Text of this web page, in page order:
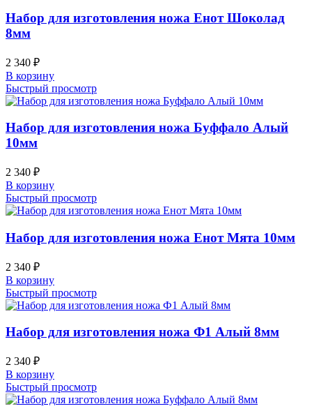
Набор для изготовления ножа Енот Шоколад
8мм
2 340 ₽
В корзину
Быстрый просмотр
Набор для изготовления ножа Буффало Алый
10мм
2 340 ₽
В корзину
Быстрый просмотр
Набор для изготовления ножа Енот Мята 10мм
2 340 ₽
В корзину
Быстрый просмотр
Набор для изготовления ножа Ф1 Алый 8мм
2 340 ₽
В корзину
Быстрый просмотр